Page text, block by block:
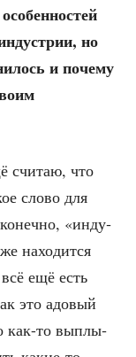
но
и поче­му
счи­таю, что
сло­во для
«инду­
нахо­дит­ся
ещё есть
это адо­вый
как-то выплы­